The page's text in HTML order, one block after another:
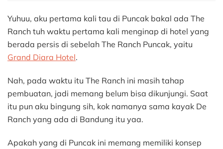
The
Puncak
Kunjungi
Yuhuu, aku pertama kali tau di Puncak bakal ada The
Ranch tuh waktu pertama kali menginap di hotel yang
berada persis di sebelah The Ranch Puncak, yaitu
Grand Diara Hotel.
Nah, pada waktu itu The Ranch ini masih tahap
pembuatan, jadi memang belum bisa dikunjungi. Saat
itu pun aku bingung sih, kok namanya sama kayak De
Ranch yang ada di Bandung itu yaa.
Apakah yang di Puncak ini memang memiliki konsep